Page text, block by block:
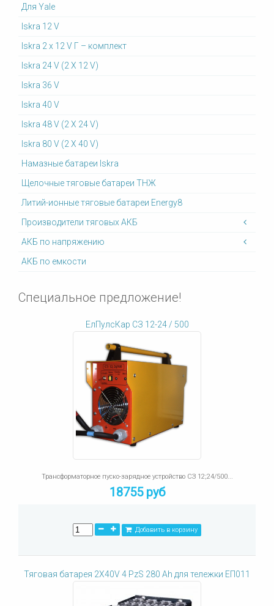
Для Yale
Iskra 12 V
Iskra 2 x 12 V Г – комплект
Iskra 24 V (2 X 12 V)
Iskra 36 V
Iskra 40 V
Iskra 48 V (2 X 24 V)
Iskra 80 V (2 X 40 V)
Намазные батареи Iskra
Щелочные тяговые батареи ТНЖ
Литий-ионные тяговые батареи Energy8
Производители тяговых АКБ
АКБ по напряжению
АКБ по емкости
Специальное предложение!
ЕлПулсКар СЗ 12-24 / 500
Трансформаторное пуско-зарядное устройство СЗ 12;24/500...
18755 руб
Добавить в корзину
Тяговая батарея 2X40V 4 PzS 280 Ah для тележки ЕП011